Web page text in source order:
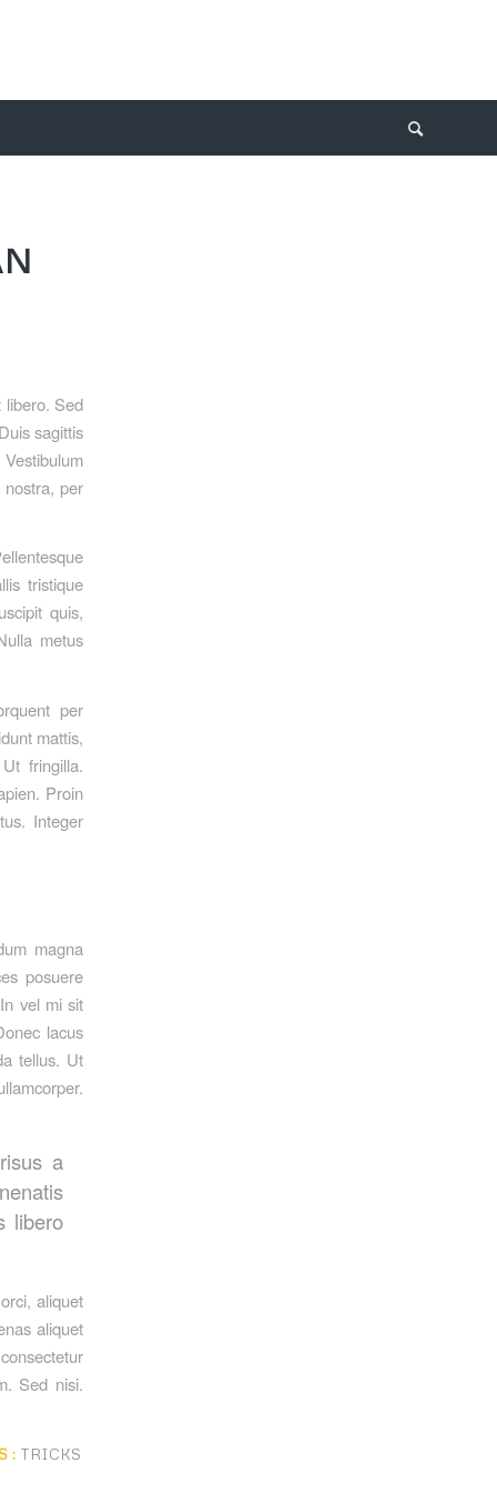
libero. Sed
sagittis
per
tristique
quis,
metus
per
mattis,
fringilla.
Proin
Integer
magna
posuere
vel mi sit
lacus
tellus. Ut
a
libero
aliquet
aliquet
Sed nisi.
: TRICKS